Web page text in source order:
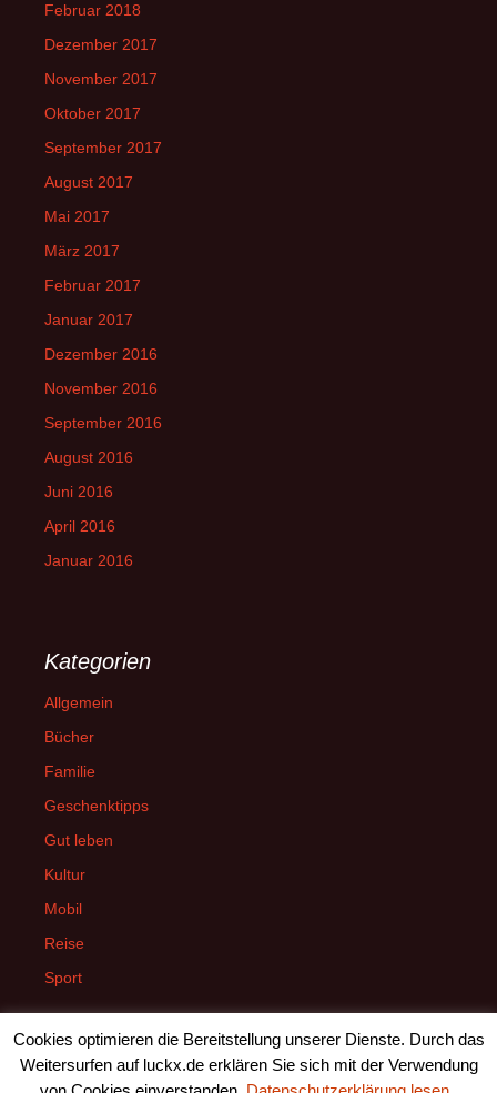
Februar 2018
Dezember 2017
November 2017
Oktober 2017
September 2017
August 2017
Mai 2017
März 2017
Februar 2017
Januar 2017
Dezember 2016
November 2016
September 2016
August 2016
Juni 2016
April 2016
Januar 2016
Kategorien
Allgemein
Bücher
Familie
Geschenktipps
Gut leben
Kultur
Mobil
Reise
Sport
Cookies optimieren die Bereitstellung unserer Dienste. Durch das
Weitersurfen auf luckx.de erklären Sie sich mit der Verwendung